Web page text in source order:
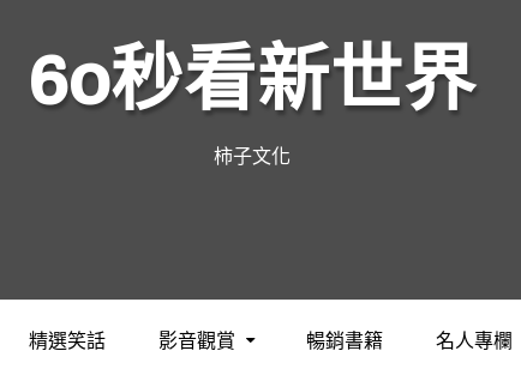
60秒看新世界
柿子文化
精選笑話 影音觀賞 暢銷書籍 名人專欄